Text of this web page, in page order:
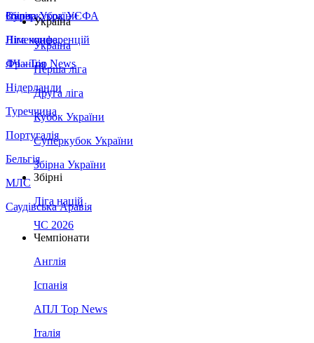
Збірна України
Італія
Німеччина
Франція
Нідерланди
Туреччина
Португалія
Бельгія
МЛС
Саудівська Аравія
Суперкубок УЄФА
Ліга конференцій
ЛЧ - Top News
Україна
Україна
Перша ліга
Друга ліга
Кубок України
Суперкубок України
Збірна України
Збірні
Ліга націй
ЧС 2026
Чемпіонати
Англія
Іспанія
АПЛ Top News
Італія